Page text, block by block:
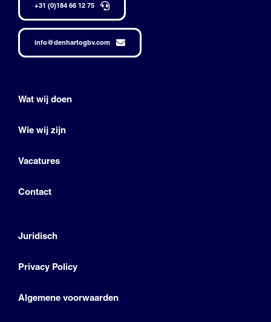
+31 (0)184 66 12 75
info@denhartogbv.com
Wat wij doen
Wie wij zijn
Vacatures
Contact
Juridisch
Privacy Policy
Algemene voorwaarden